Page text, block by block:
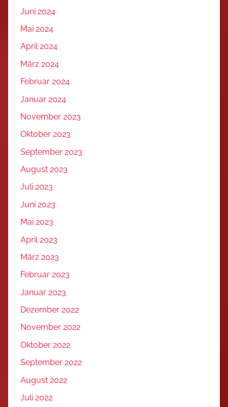
Juni 2024
Mai 2024
April 2024
März 2024
Februar 2024
Januar 2024
November 2023
Oktober 2023
September 2023
August 2023
Juli 2023
Juni 2023
Mai 2023
April 2023
März 2023
Februar 2023
Januar 2023
Dezember 2022
November 2022
Oktober 2022
September 2022
August 2022
Juli 2022